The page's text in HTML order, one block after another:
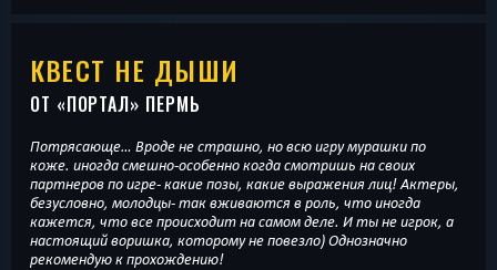
КВЕСТ НЕ ДЫШИ
ОТ «ПОРТАЛ» ПЕРМЬ
Потрясающе… Вроде не страшно, но всю игру мурашки по
коже. иногда смешно-особенно когда смотришь на своих
партнеров по игре- какие позы, какие выражения лиц! Актеры,
безусловно, молодцы- так вживаются в роль, что иногда
кажется, что все происходит на самом деле. И ты не игрок, а
настоящий воришка, которому не повезло) Однозначно
рекомендую к прохождению!